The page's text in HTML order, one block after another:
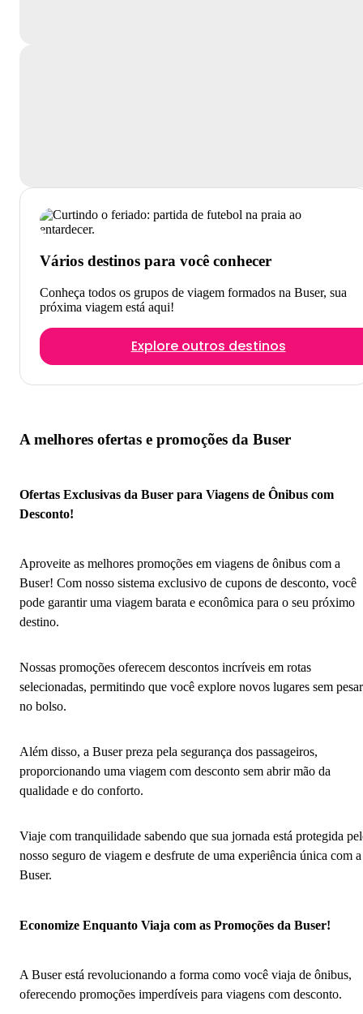
Vários destinos para você conhecer
Conheça todos os grupos de viagem formados na Buser, sua
próxima viagem está aqui!
Explore outros destinos
A melhores ofertas e promoções da Buser
Ofertas Exclusivas da Buser para Viagens de Ônibus com
Desconto!
Aproveite as melhores promoções em viagens de ônibus com a
Buser! Com nosso sistema exclusivo de cupons de desconto, você
pode garantir uma viagem barata e econômica para o seu próximo
destino.
Nossas promoções oferecem descontos incríveis em rotas
selecionadas, permitindo que você explore novos lugares sem pesar
no bolso.
Além disso, a Buser preza pela segurança dos passageiros,
proporcionando uma viagem com desconto sem abrir mão da
qualidade e do conforto.
Viaje com tranquilidade sabendo que sua jornada está protegida
nosso seguro de viagem e desfrute de uma experiência única com a
Buser.
Economize Enquanto Viaja com as Promoções da Buser!
A Buser está revolucionando a forma como você viaja de ônibus,
oferecendo promoções imperdíveis para viagens com desconto.